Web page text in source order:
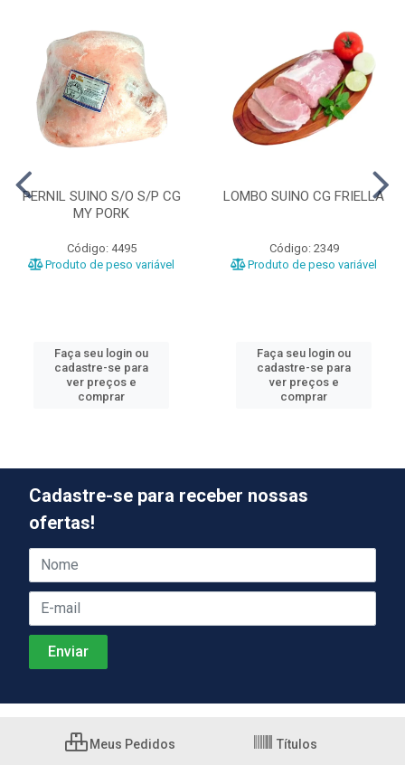
PERNIL SUINO S/O S/P CG
MY PORK
Código: 4495
Produto de peso variável
Faça seu login ou
cadastre-se para
ver preços e
comprar
LOMBO SUINO CG FRIELLA
Código: 2349
Produto de peso variável
Faça seu login ou
cadastre-se para
ver preços e
comprar
Cadastre-se para receber nossas
ofertas!
Meus Pedidos Títulos